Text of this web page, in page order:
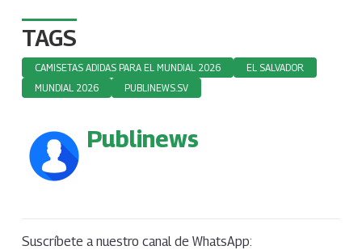
TAGS
CAMISETAS ADIDAS PARA EL MUNDIAL 2026
EL SALVADOR
MUNDIAL 2026
PUBLINEWS.SV
Publinews
Suscríbete a nuestro canal de WhatsApp: